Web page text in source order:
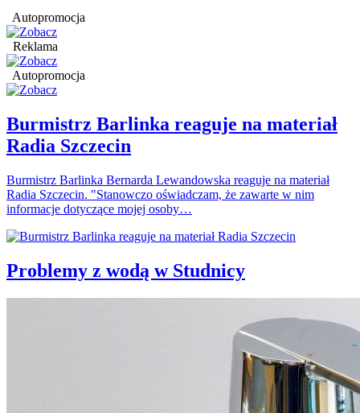
Autopromocja
Reklama
Autopromocja
Burmistrz Barlinka reaguje na materiał
Radia Szczecin
Burmistrz Barlinka Bernarda Lewandowska reaguje na materiał
Radia Szczecin. "Stanowczo oświadczam, że zawarte w nim
informacje dotyczące mojej osoby…
Problemy z wodą w Studnicy